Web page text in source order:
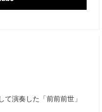
演奏した「前前前世」